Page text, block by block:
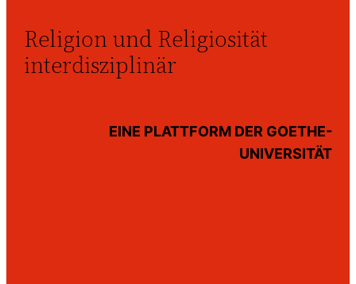
Religion und Religiosität
interdisziplinär
EINE PLATTFORM DER GOETHE-
UNIVERSITÄT